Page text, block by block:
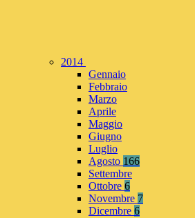
2014
Gennaio
Febbraio
Marzo
Aprile
Maggio
Giugno
Luglio
Agosto 166
Settembre
Ottobre 6
Novembre 7
Dicembre 6